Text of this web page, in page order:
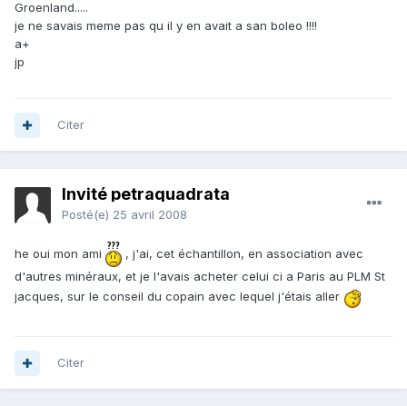
Groenland.....
je ne savais meme pas qu il y en avait a san boleo !!!!
a+
jp
Citer
Invité petraquadrata
Posté(e) 25 avril 2008
he oui mon ami
, j'ai, cet échantillon, en association avec
d'autres minéraux, et je l'avais acheter celui ci a Paris au PLM St
jacques, sur le conseil du copain avec lequel j'étais aller
Citer